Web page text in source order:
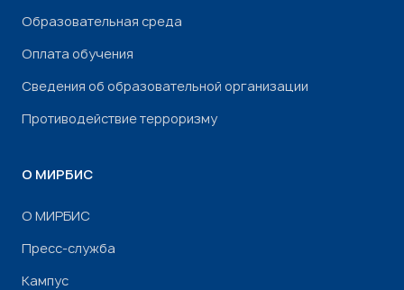
Образовательная среда
Оплата обучения
Сведения об образовательной организации
Противодействие терроризму
О МИРБИС
О МИРБИС
Пресс-служба
Кампус